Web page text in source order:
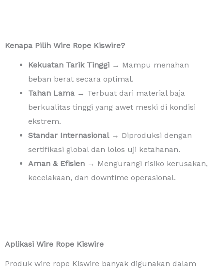
Kenapa Pilih Wire Rope Kiswire?
Kekuatan Tarik Tinggi → Mampu menahan
beban berat secara optimal.
Tahan Lama → Terbuat dari material baja
berkualitas tinggi yang awet meski di kondisi
ekstrem.
Standar Internasional→ Diproduksi dengan
sertifikasi global dan lolos uji ketahanan.
Aman & Efisien → Mengurangi risiko kerusakan,
kecelakaan, dan downtime operasional.
Aplikasi Wire Rope Kiswire
Produk wire rope Kiswire banyak digunakan dalam